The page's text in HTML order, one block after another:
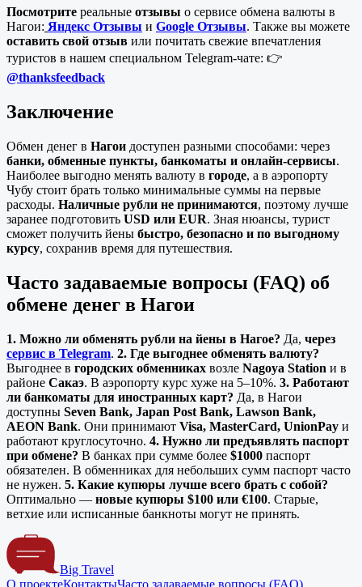
Посмотрите реальные отзывы о сервисе обмена валюты в
Нагои: Яндекс Отзывы и Google Отзывы. Также вы можете
оставить свой отзыв или почитать свежие впечатления
туристов в нашем специальном Telegram-чате: 👉
@thanksfeedback
Заключение
Обмен денег в Нагои доступен разными способами: через
банки, обменные пункты, банкоматы и онлайн-сервисы.
Наиболее выгодно менять валюту в городе, а в аэропорту
Чубу стоит брать только минимальные суммы на первые
расходы. Наличные рубли не принимаются, поэтому лучше
заранее подготовить USD или EUR. Зная нюансы, турист
сможет получить йены быстро, безопасно и по выгодному
курсу, сохранив время для путешествия.
Часто задаваемые вопросы (FAQ) об
обмене денег в Нагои
1. Можно ли обменять рубли на йены в Нагое? Да, через
сервис в Telegram. 2. Где выгоднее обменять валюту?
Выгоднее в городских обменниках возле Nagoya Station и в
районе Сакаэ. В аэропорту курс хуже на 5–10%. 3. Работают
ли банкоматы для иностранных карт? Да, в Нагои
доступны Seven Bank, Japan Post Bank, Lawson Bank,
AEON Bank. Они принимают Visa, MasterCard, UnionPay и
работают круглосуточно. 4. Нужно ли предъявлять паспорт
при обмене? В банках при сумме более $1000 паспорт
обязателен. В обменниках для небольших сумм паспорт часто
не нужен. 5. Какие купюры лучше всего брать с собой?
Оптимально — новые купюры $100 или €100. Старые,
ветхие или исписанные банкноты могут не принять.
Big Travel
О проектеКонтактыЧасто задаваемые вопросы (FAQ)